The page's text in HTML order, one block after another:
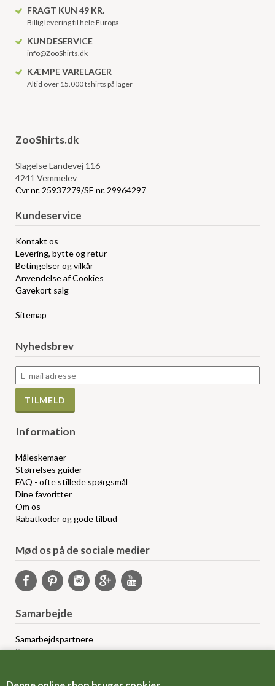
FRAGT KUN 49 KR.
Billig levering til hele Europa
KUNDESERVICE
info@ZooShirts.dk
KÆMPE VARELAGER
Altid over 15.000 tshirts på lager
ZooShirts.dk
Slagelse Landevej 116
4241 Vemmelev
Cvr nr. 25937279/SE nr. 29964297
Kundeservice
Kontakt os
Levering, bytte og retur
Betingelser og vilkår
Anvendelse af Cookies
Gavekort salg
Sitemap
Nyhedsbrev
Information
Måleskemaer
Størrelses guider
FAQ - ofte stillede spørgsmål
Dine favoritter
Om os
Rabatkoder og gode tilbud
Mød os på de sociale medier
Samarbejde
Samarbejdspartnere
Sponsorprogram